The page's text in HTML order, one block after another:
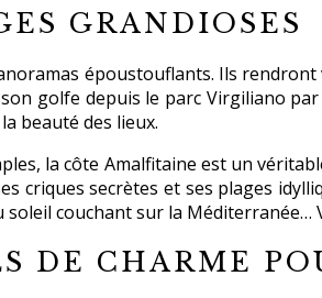
GRANDIOSES
époustouflants. Ils
golfe depuis le parc Virgiliano
beauté des lieux.
la côte Amalfitaine est un
criques secrètes et ses plages
couchant sur la Méditerranée…
DE CHARME